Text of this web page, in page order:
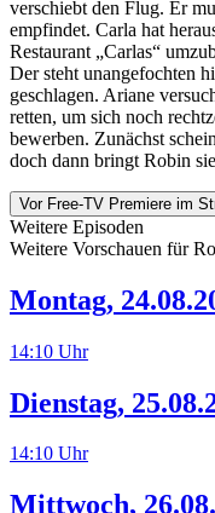
verschiebt den Flug. Er
empfindet. Carla hat
Restaurant „Carlas“
Der steht unangefochten
geschlagen. Ariane
retten, um sich noch
bewerben. Zunächst
doch dann bringt Robin
Vor Free-TV Premiere im
Weitere Episoden
Weitere Vorschauen für
Montag,
14:10 Uhr
Dienstag,
14:10 Uhr
Mittwoch,